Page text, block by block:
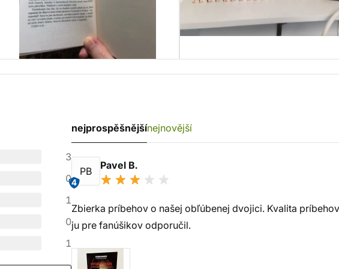
3
0
1
0
1
nejprospěšnějšínejnovější
PB
4
Pavel B.
Zbierka príbehov o našej obľúbenej dvojici. Kvalita
ju pre fanúšikov odporučil.